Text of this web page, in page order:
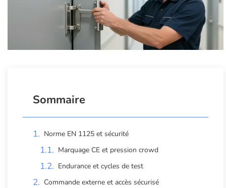
Sommaire
Norme EN 1125 et sécurité
Marquage CE et pression crowd
Endurance et cycles de test
Commande externe et accès sécurisé